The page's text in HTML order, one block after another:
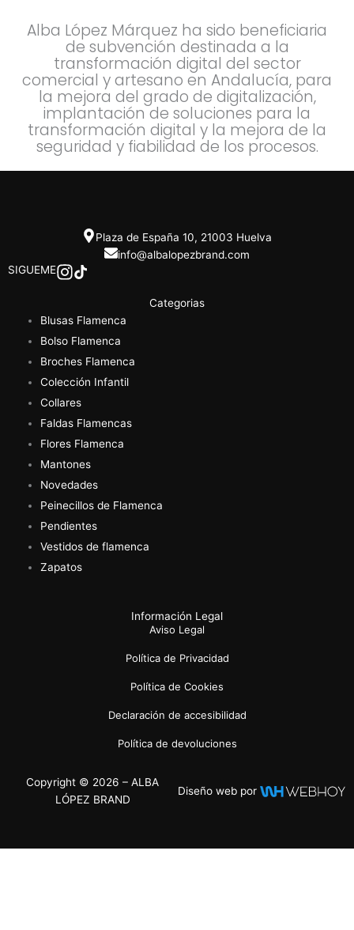
Alba López Márquez ha sido beneficiaria
de subvención destinada a la
transformación digital del sector
comercial y artesano en Andalucía, para
la mejora del grado de digitalización,
implantación de soluciones para la
transformación digital y la mejora de la
seguridad y fiabilidad de los procesos.
Plaza de España 10, 21003 Huelva
info@albalopezbrand.com
SIGUEME
Categorias
Blusas Flamenca
Bolso Flamenca
Broches Flamenca
Colección Infantil
Collares
Faldas Flamencas
Flores Flamenca
Mantones
Novedades
Peinecillos de Flamenca
Pendientes
Vestidos de flamenca
Zapatos
Información Legal
Aviso Legal
Política de Privacidad
Política de Cookies
Declaración de accesibilidad
Política de devoluciones
Copyright © 2026 – ALBA
LÓPEZ BRAND
Diseño web por